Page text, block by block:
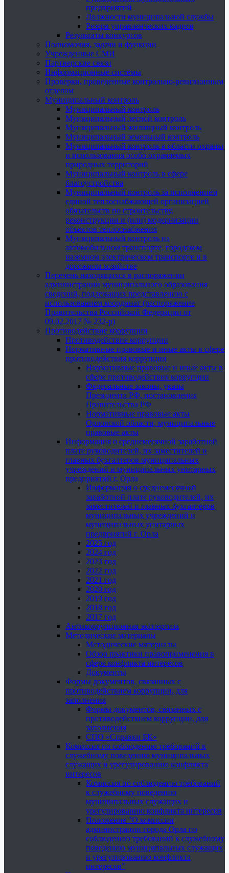
предприятий
Должности муниципальной службы
Резерв управленческих кадров
Результаты конкурсов
Полномочия, задачи и функции
Учрежденные СМИ
Партнерские связи
Информационные системы
Проверки, проведенные контрольно-ревизионным
отделом
Муниципальный контроль
Муниципальный контроль
Муниципальный лесной контроль
Муниципальный жилищный контроль
Муниципальный земельный контроль
Муниципальный контроль в области охраны
и использования особо охраняемых
природных территорий
Муниципальный контроль в сфере
благоустройства
Муниципальный контроль за исполнением
единой теплоснабжающей организацией
обязательств по строительству,
реконструкции и (или) модернизации
объектов теплоснабжения
Муниципальный контроль на
автомобильном транспорте, городском
наземном электрическом транспорте и в
дорожном хозяйстве
Перечень находящихся в распоряжении
администрации муниципального образования
сведений, подлежащих представлению с
использованием координат (распоряжение
Правительства Российской Федерации от
09.02.2017 № 232-р)
Противодействие коррупции
Противодействие коррупции
Нормативные правовые и иные акты в сфере
противодействия коррупции
Нормативные правовые и иные акты в
сфере противодействия коррупции
Федеральные законы, указы
Президента РФ, постановления
Правительства РФ
Нормативные правовые акты
Орловской области, муниципальные
правовые акты
Информация о среднемесячной заработной
плате руководителей, их заместителей и
главных бухгалтеров муниципальных
учреждений и муниципальных унитарных
предприятий г. Орла
Информация о среднемесячной
заработной плате руководителей, их
заместителей и главных бухгалтеров
муниципальных учреждений и
муниципальных унитарных
предприятий г. Орла
2025 год
2024 год
2023 год
2022 год
2021 год
2020 год
2019 год
2018 год
2017 год
Антикоррупционная экспертиза
Методические материалы
Методические материалы
Обзор практики правоприменения в
сфере конфликта интересов
Документы
Формы документов, связанных с
противодействием коррупции, для
заполнения
Формы документов, связанных с
противодействием коррупции, для
заполнения
СПО «Справки БК»
Комиссия по соблюдению требований к
служебному поведению муниципальных
служащих и урегулированию конфликта
интересов
Комиссия по соблюдению требований
к служебному поведению
муниципальных служащих и
урегулированию конфликта интересов
Положение "О комиссии
администрации города Орла по
соблюдению требований к служебному
поведению муниципальных служащих
и урегулированию конфликта
интересов"